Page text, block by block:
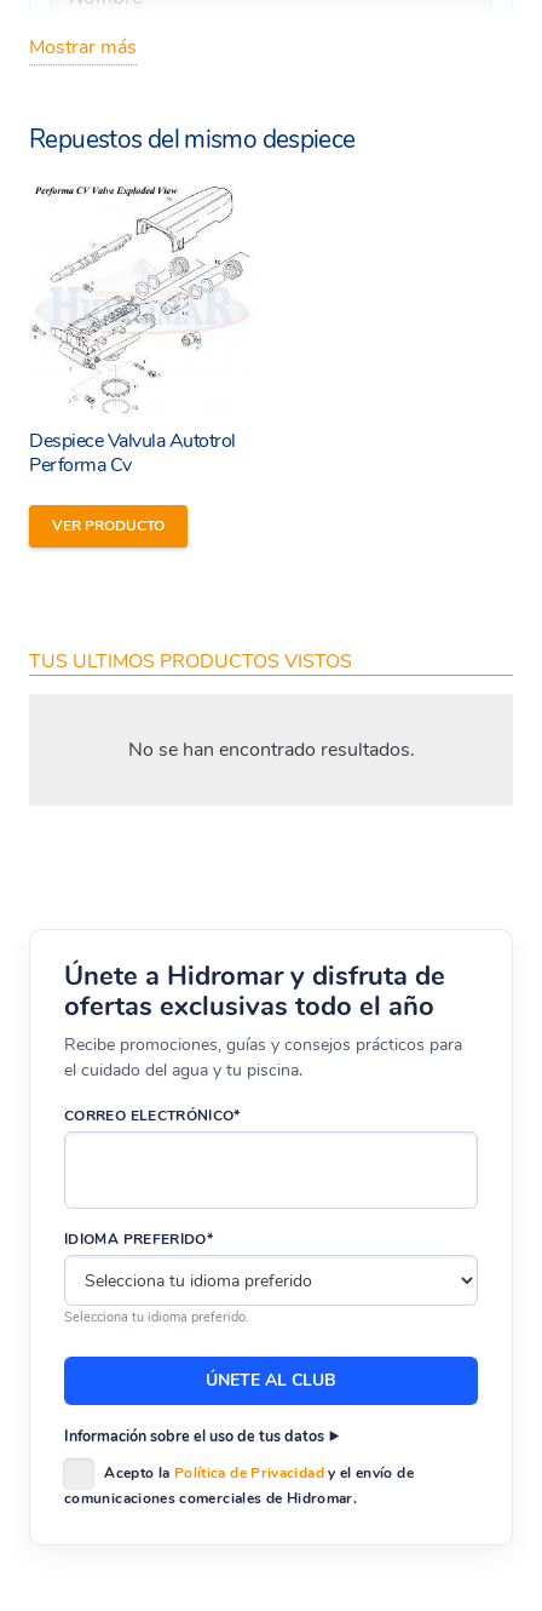
He leído y estoy de acuerdo con lostérminos y
condiciones y política de privacidadde la web.
Mostrar más
Repuestos del mismo despiece
Despiece Valvula Autotrol
Performa Cv
VER PRODUCTO
TUS ULTIMOS PRODUCTOS VISTOS
No se han encontrado resultados.
Únete a Hidromar y disfruta de
ofertas exclusivas todo el año
Recibe promociones, guías y consejos prácticos para
el cuidado del agua y tu piscina.
CORREO ELECTRÓNICO*
IDIOMA PREFERIDO*
Selecciona tu idioma preferido.
Información sobre el uso de tus datos
Acepto la Política de Privacidady el envío de
comunicaciones comerciales de Hidromar.